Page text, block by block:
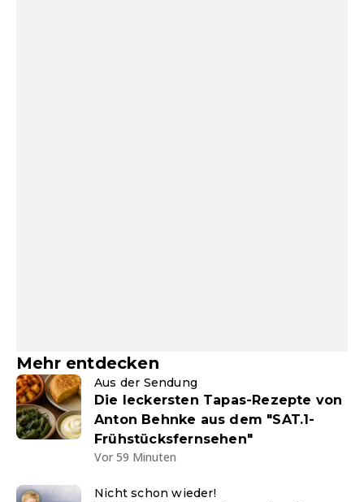
Mehr entdecken
Aus der Sendung
Die leckersten Tapas-Rezepte von
Anton Behnke aus dem "SAT.1-
Frühstücksfernsehen"
Vor 59 Minuten
Nicht schon wieder!